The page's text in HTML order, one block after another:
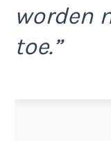
worden
toe.”